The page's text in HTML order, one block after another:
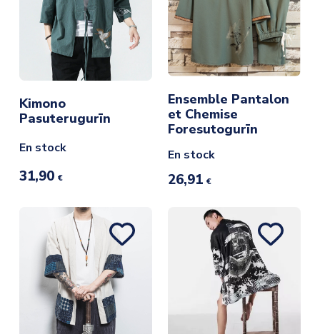
Kimono
Pasuterugurīn
En stock
31,90 €
Ensemble Pantalon
et Chemise
Foresutogurīn
En stock
26,91 €